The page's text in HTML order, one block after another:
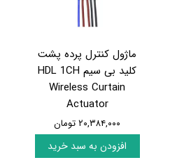
ماژول کنترل پرده پشت
کلید بی سیم HDL 1CH
Wireless Curtain
Actuator
۲۰,۳۸۴,۰۰۰ تومان
افزودن به سبد خرید